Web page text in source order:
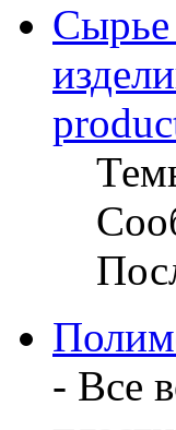
Сырье
- Все